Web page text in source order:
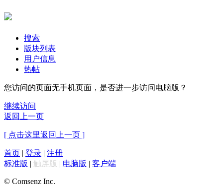
搜索
版块列表
用户信息
热帖
您访问的页面无手机页面，是否进一步访问电脑版？
继续访问
返回上一页
[ 点击这里返回上一页 ]
首页 | 登录 | 注册
标准版 | 触屏版 | 电脑版 | 客户端
© Comsenz Inc.